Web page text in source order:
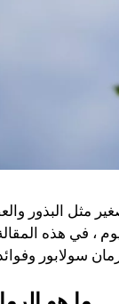
مثل البذور
، في هذه